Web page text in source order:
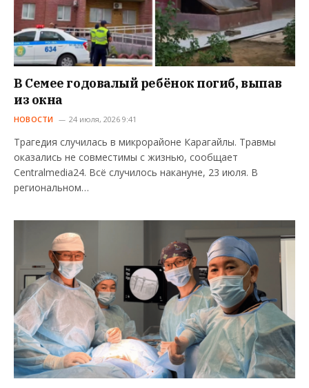
В Семее годовалый ребёнок погиб, выпав
из окна
НОВОСТИ 24 июля, 2026 9:41
Трагедия случилась в микрорайоне Карагайлы. Травмы
оказались не совместимы с жизнью, сообщает
Centralmedia24. Всё случилось накануне, 23 июля. В
региональном…